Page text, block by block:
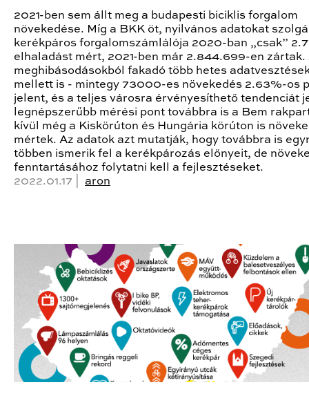
2021-ben sem állt meg a budapesti biciklis forgalom
növekedése. Míg a BKK öt, nyilvános adatokat
kerékpáros forgalomszámlálója 2020-ban „csak”
elhaladást mért, 2021-ben már 2.844.699-en zártak.
meghibásodásokból fakadó több hetes
mellett is - mintegy 73000-es növekedés 2.63%-os
jelent, és a teljes városra érvényesíthető tendenciát
legnépszerűbb mérési pont továbbra is a Bem
kívül még a Kiskörúton és Hungária körúton is
mértek. Az adatok azt mutatják, hogy továbbra is
többen ismerik fel a kerékpározás előnyeit, de
fenntartásához folytatni kell a fejlesztéseket.
2022.01.17 | aron